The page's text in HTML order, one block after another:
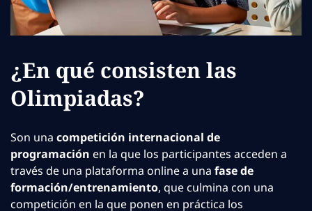
¿En qué consisten las
Olimpiadas?
Son una competición internacional de
programación en la que los participantes acceden a
través de una plataforma online a una fase de
formación/entrenamiento, que culmina con una
competición en la que ponen en práctica los